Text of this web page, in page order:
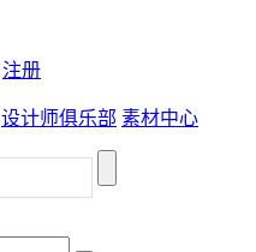
注册
设计师俱乐部 素材中心